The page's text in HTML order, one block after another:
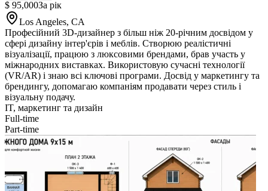
$ 95,000За рік
Los Angeles, CA
Професійний 3D-дизайнер з більш ніж 20-річним досвідом у
сфері дизайну інтер'єрів і меблів. Створюю реалістичні
візуалізації, працюю з люксовими брендами, брав участь у
міжнародних виставках. Використовую сучасні технології
(VR/AR) і знаю всі ключові програми. Досвід у маркетингу та
брендингу, допомагаю компаніям продавати через стиль і
візуальну подачу.
IT, маркетинг та дизайн
Full-time
Part-time